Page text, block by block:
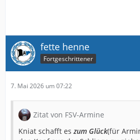
fette henne
Fortgeschrittener
7. Mai 2026 um 07:22
Zitat von FSV-Armine
Kniat schafft es zum Glück(für